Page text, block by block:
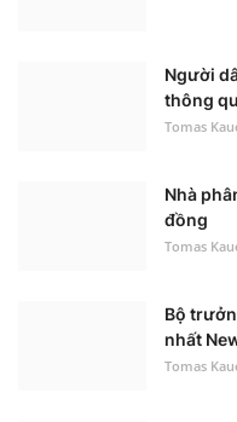
Người
thông
Tomas
Nhà
đồng
Tomas
Bộ
nhất
Tomas